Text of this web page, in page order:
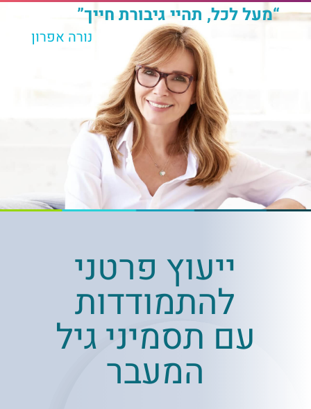
“מעל לכל, תהיי גיבורת חייך”
נורה אפרון
ייעוץ פרטני
להתמודדות
עם תסמיני גיל
המעבר